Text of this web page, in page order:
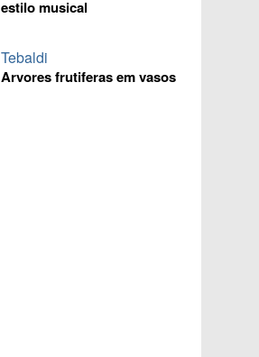
estilo musical
Tebaldi
Arvores frutiferas em vasos